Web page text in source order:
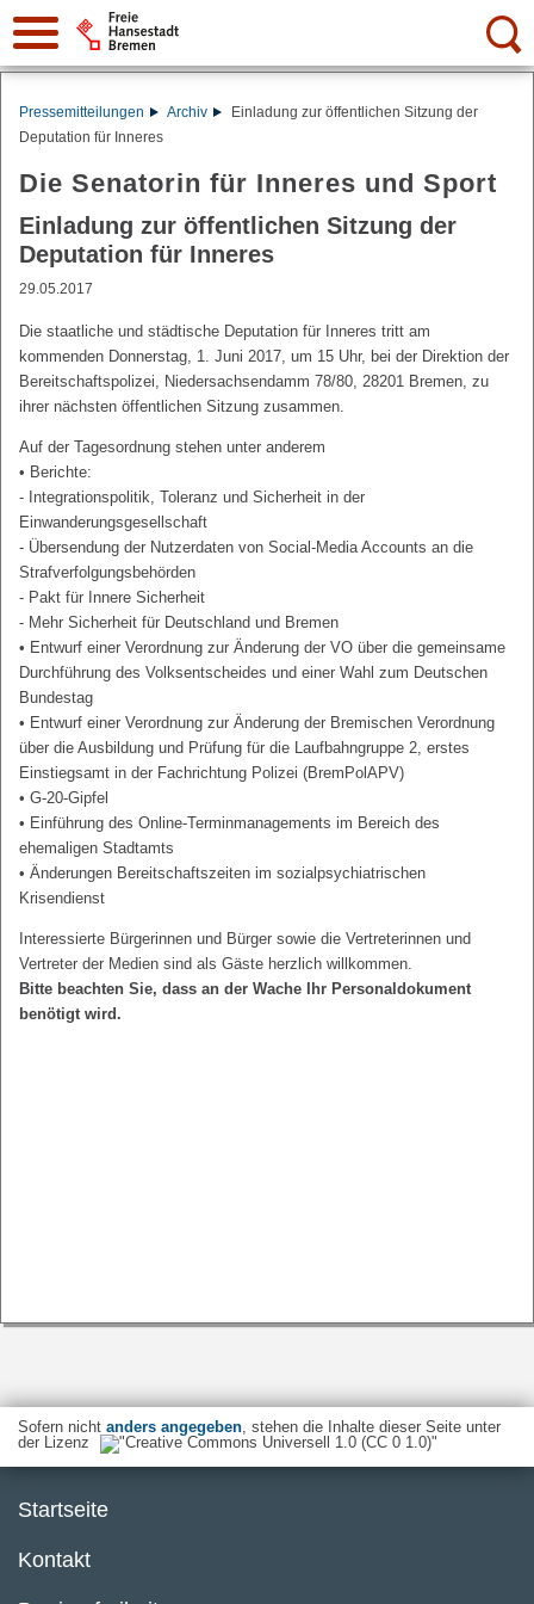
Suche:
Pressemitteilungen Archiv
Einladung zur öffentlichen Sitzung der
Deputation für Inneres
Die Senatorin für Inneres und Sport
Einladung zur öffentlichen Sitzung der
Deputation für Inneres
29.05.2017
Die staatliche und städtische Deputation für Inneres tritt am
kommenden Donnerstag, 1. Juni 2017, um 15 Uhr, bei der Direktion der
Bereitschaftspolizei, Niedersachsendamm 78/80, 28201 Bremen, zu
ihrer nächsten öffentlichen Sitzung zusammen.
Auf der Tagesordnung stehen unter anderem
• Berichte:
- Integrationspolitik, Toleranz und Sicherheit in der
Einwanderungsgesellschaft
- Übersendung der Nutzerdaten von Social-Media Accounts an die
Strafverfolgungsbehörden
- Pakt für Innere Sicherheit
- Mehr Sicherheit für Deutschland und Bremen
• Entwurf einer Verordnung zur Änderung der VO über die gemeinsame
Durchführung des Volksentscheides und einer Wahl zum Deutschen
Bundestag
• Entwurf einer Verordnung zur Änderung der Bremischen Verordnung
über die Ausbildung und Prüfung für die Laufbahngruppe 2, erstes
Einstiegsamt in der Fachrichtung Polizei (BremPolAPV)
• G-20-Gipfel
• Einführung des Online-Terminmanagements im Bereich des
ehemaligen Stadtamts
• Änderungen Bereitschaftszeiten im sozialpsychiatrischen
Krisendienst
Interessierte Bürgerinnen und Bürger sowie die Vertreterinnen und
Vertreter der Medien sind als Gäste herzlich willkommen.
Bitte beachten Sie, dass an der Wache Ihr Personaldokument
benötigt wird.
Sofern nicht anders angegeben, stehen die Inhalte dieser Seite unter
der Lizenz
Startseite
Kontakt